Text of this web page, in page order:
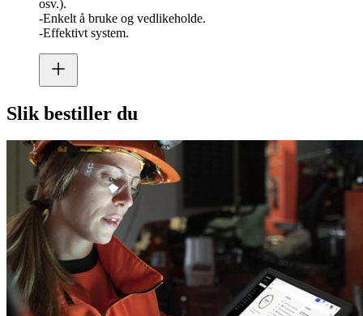
osv.).
-Enkelt å bruke og vedlikeholde.
-Effektivt system.
Slik bestiller du